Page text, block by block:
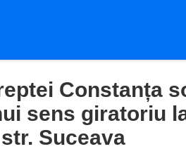
Constanța
sens giratoriu
Suceava